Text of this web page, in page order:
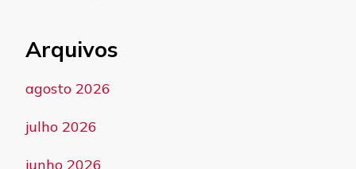
Arquivos
agosto 2026
julho 2026
junho 2026